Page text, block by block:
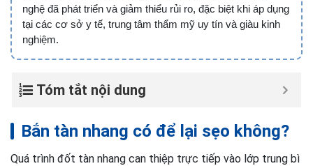
nghệ đã phát triển và giảm thiểu rủi ro, đặc biệt khi áp dụng
tại các cơ sở y tế, trung tâm thẩm mỹ uy tín và giàu kinh
nghiệm.
Tóm tắt nội dung
Bắn tàn nhang có để lại sẹo không?
Quá trình đốt tàn nhang can thiệp trực tiếp vào lớp trung bì